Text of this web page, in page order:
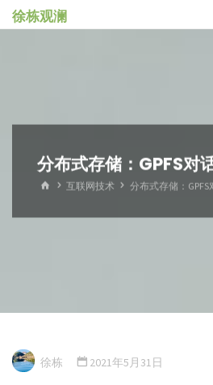
转
徐栋观澜
分布式存储：GPFS对
首 互联网技术 分布式存储：GPFS
徐栋 2021年5月31日